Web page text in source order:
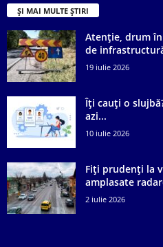
ȘI MAI MULTE ȘTIRI
Atenție, drum
de
19 iulie 2026
Îți cauți o
azi...
10 iulie 2026
Fiți prudenți la
amplasate
2 iulie 2026